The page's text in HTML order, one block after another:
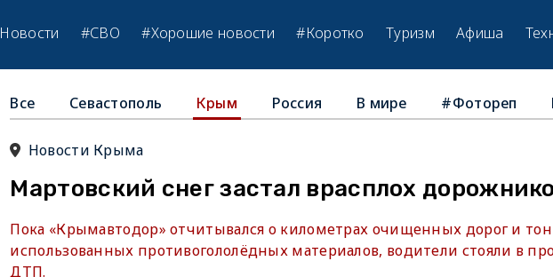
Новости #СВО #Хорошие новости #Коротко Туризм Афиша
Все Севастополь Крым Россия В мире #Фотореп
Новости Крыма
Мартовский снег застал врасплох
Пока «Крымавтодор» отчитывался о километрах очищенных дорог и
использованных противогололёдных материалов, водители стояли в
ДТП.